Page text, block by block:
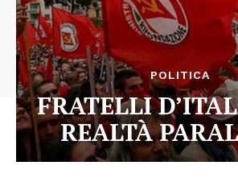
POLITICA
FRATELLI
REALTÀ